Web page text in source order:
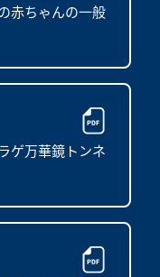
赤ちゃんの一般
ゲ万華鏡トンネ